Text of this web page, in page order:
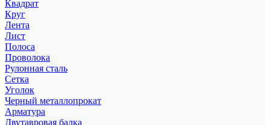
Квадрат
Круг
Лента
Лист
Полоса
Проволока
Рулонная сталь
Сетка
Уголок
Черный металлопрокат
Арматура
Двутавровая балка